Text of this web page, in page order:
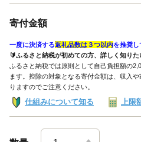
寄付金額
一度に決済する返礼品数は３つ以内を推奨し
🔰ふるさと納税が初めての方、詳しく知りた
ふるさと納税では原則として自己負担額の
ます。控除の対象となる寄付金額は、収入
りますのでご注意ください。
仕組みについて知る 上限